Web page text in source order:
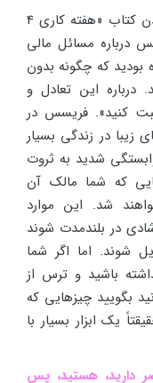
در ادامه از او پرسیده شد: «بعد از خواندن کتاب «هفته کاری 4
درباره مسائل مالی
بودید که چگونه بدون
درباره این تعادل و
کنید». فریسس در
در زندگی بسیار
شدید به ثروت
که شما مالک آن
شد. این موارد
در بلندمدت شوند
شوند. اما اگر شما
باشید و ترس از
بگویید چیزهایی که
یک ابزار بسیار با
دارید، هستید، پس